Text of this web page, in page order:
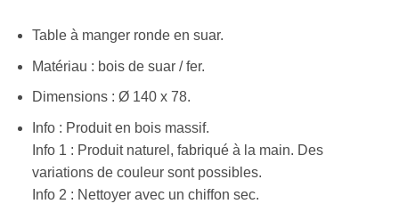
Table à manger ronde en suar.
Matériau : bois de suar / fer.
Dimensions : Ø 140 x 78.
Info : Produit en bois massif.
Info 1 : Produit naturel, fabriqué à la main. Des
variations de couleur sont possibles.
Info 2 : Nettoyer avec un chiffon sec.